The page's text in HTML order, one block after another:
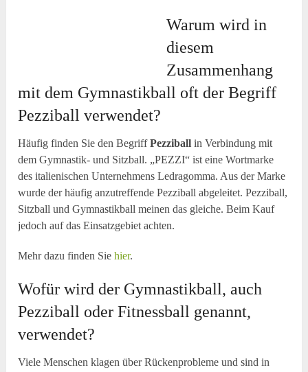
Warum wird in
diesem
Zusammenhang
mit dem Gymnastikball oft der Begriff
Pezziball verwendet?
Häufig finden Sie den BegriffPezziball in Verbindung mit
dem Gymnastik- und Sitzball. „PEZZI“ ist eine Wortmarke
des italienischen Unternehmens Ledragomma. Aus der Marke
wurde der häufig anzutreffende Pezziball abgeleitet. Pezziball,
Sitzball und Gymnastikball meinen das gleiche. Beim Kauf
jedoch auf das Einsatzgebiet achten.
Mehr dazu finden Siehier.
Wofür wird der Gymnastikball, auch
Pezziball oder Fitnessball genannt,
verwendet?
Viele Menschen klagen über Rückenprobleme und sind in